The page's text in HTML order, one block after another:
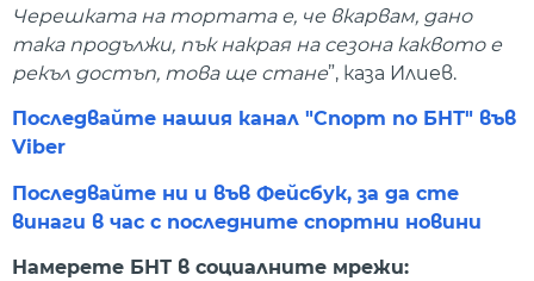
Черешката на тортата е, че вкарвам, дано
така продължи, пък накрая на сезона каквото е
рекъл достъп, това ще стане”, каза Илиев.
Последвайте нашия канал "Спорт по БНТ" във
Viber
Последвайте ни и във Фейсбук, за да сте
винаги в час с последните спортни новини
Намерете БНТ в социалните мрежи: